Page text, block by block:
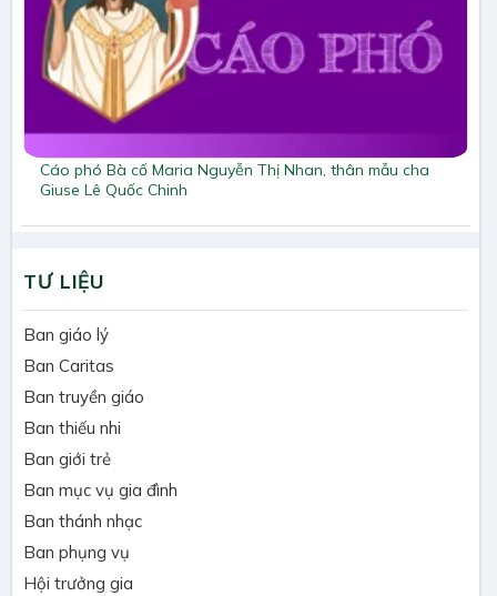
Cáo phó Bà cố Maria Nguyễn Thị Nhan, thân mẫu cha
Giuse Lê Quốc Chinh
TƯ LIỆU
Ban giáo lý
Ban Caritas
Ban truyền giáo
Ban thiếu nhi
Ban giới trẻ
Ban mục vụ gia đình
Ban thánh nhạc
Ban phụng vụ
Hội trưởng gia